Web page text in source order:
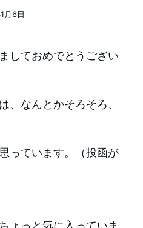
月6日
しておめでとうござい
、なんとかそろそろ、
っています。（投函が